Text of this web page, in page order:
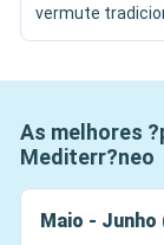
vermute
As melhores
Mediterr?neo
Maio -